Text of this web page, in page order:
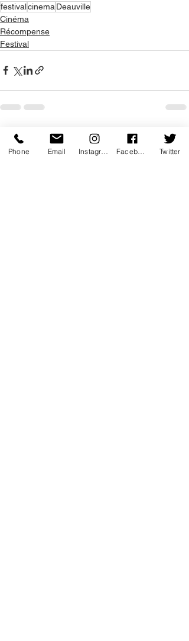
festivalcinema Deauville
Cinéma
Récompense
Festival
Posts récents Voir tout
Phone Email Twitter